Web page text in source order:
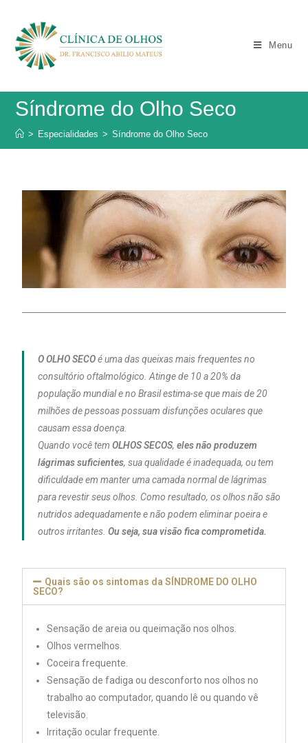
Menu
Síndrome do Olho Seco
> Especialidades > Síndrome do Olho Seco
O OLHO SECOé uma das queixas mais frequentes no
consultório oftalmológico. Atinge de 10 a 20% da
população mundial e no Brasil estima-se que mais de 20
milhões de pessoas possuam disfunções oculares que
causam essa doença.
Quando você temOLHOS SECOS,eles não produzem
lágrimas suficientes, sua qualidade é inadequada, ou tem
dificuldade em manter uma camada normal de lágrimas
para revestir seus olhos. Como resultado, os olhos não são
nutridos adequadamente e não podem eliminar poeira e
outros irritantes.Ou seja, sua visão fica comprometida.
Quais são os sintomas da SÍNDROME DO OLHO
SECO?
Sensação de areia ou queimação nos olhos.
Olhos vermelhos.
Coceira frequente.
Sensação de fadiga ou desconforto nos olhos no
trabalho ao computador, quando lê ou quando vê
televisão.
Irritação ocular frequente.